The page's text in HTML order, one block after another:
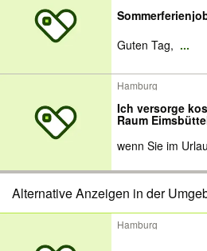
Guten Tag, ...
Hamburg
Ich versorge
Raum
wenn Sie im
Alternative Anzeigen in der
Hamburg